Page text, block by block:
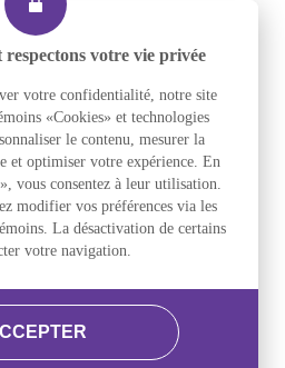
adapté : 2290, rue Workman
respectons votre vie privée
votre confidentialité, notre site
«Cookies» et technologies
le contenu, mesurer la
et optimiser votre expérience. En
vous consentez à leur utilisation.
modifier vos préférences via les
La désactivation de certains
votre navigation.